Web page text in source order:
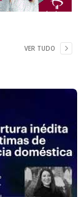
VER TUDO